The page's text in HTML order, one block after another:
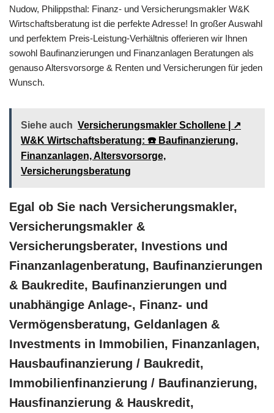
Nudow, Philippsthal: Finanz- und Versicherungsmakler W&K
Wirtschaftsberatung ist die perfekte Adresse! In großer Auswahl
und perfektem Preis-Leistung-Verhältnis offerieren wir Ihnen
sowohl Baufinanzierungen und Finanzanlagen Beratungen als
genauso Altersvorsorge & Renten und Versicherungen für jeden
Wunsch.
Siehe auch Versicherungsmakler Schollene | ↗️
W&K Wirtschaftsberatung: ☎️ Baufinanzierung,
Finanzanlagen, Altersvorsorge,
Versicherungsberatung
Egal ob Sie nach Versicherungsmakler,
Versicherungsmakler &
Versicherungsberater, Investions und
Finanzanlagenberatung, Baufinanzierungen
& Baukredite, Baufinanzierungen und
unabhängige Anlage-, Finanz- und
Vermögensberatung, Geldanlagen &
Investments in Immobilien, Finanzanlagen,
Hausbaufinanzierung / Baukredit,
Immobilienfinanzierung / Baufinanzierung,
Hausfinanzierung & Hauskredit,